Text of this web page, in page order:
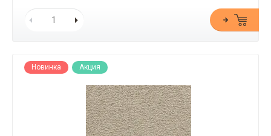
Новинка Акция